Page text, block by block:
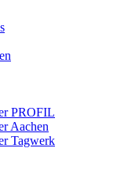
PROFIL
Aachen
Tagwerk